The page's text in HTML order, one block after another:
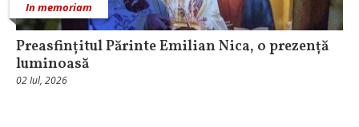
In memoriam
Preasfințitul Părinte Emilian Nica, o prezență
luminoasă
02 Iul, 2026